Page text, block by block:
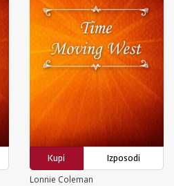
Kupi
Izposodi
Lonnie Coleman